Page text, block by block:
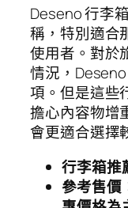
Deseno 行李
稱，特別適合
使用者。對於
情況，
項。但是這些
擔心內容物增
會更適合選擇
行李箱推
參考售價